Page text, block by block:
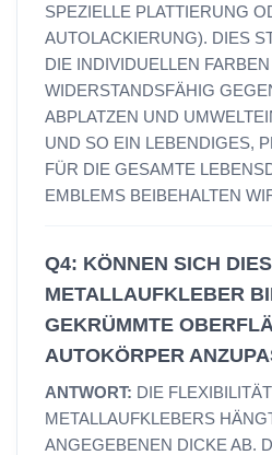
SPEZIELLE PLATTIERUNG
AUTOLACKIERUNG). DIES
DIE INDIVIDUELLEN
WIDERSTANDSFÄHIG
ABPLATZEN UND
UND SO EIN LEBENDIGES,
FÜR DIE GESAMTE
EMBLEMS BEIBEHALTEN
Q4: KÖNNEN SICH
METALLAUFKLEBER
GEKRÜMMTE
AUTOKÖRPER
ANTWORT: DIE
METALLAUFKLEBERS
ANGEGEBENEN DICKE AB.